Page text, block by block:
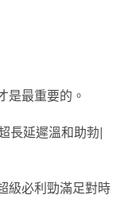
是最重要的。
長延遲溫和助勃|
級必利勁滿足對時